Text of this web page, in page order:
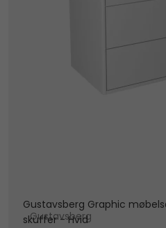
Gustavsberg Graphic
skuffer - Hvid
Gustavsberg